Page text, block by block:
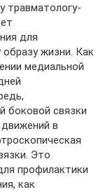
травматологу-
для
жизни. Как
медиальной
боковой связки
в
Это
профилактики
как